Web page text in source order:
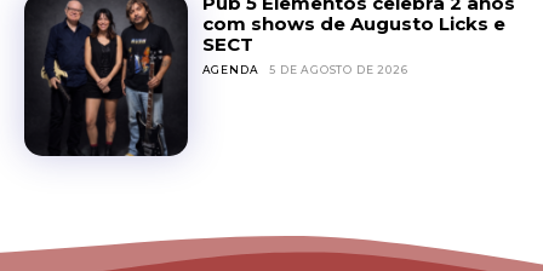
com shows de Augusto Licks e
SECT
AGENDA 5 DE AGOSTO DE 2026